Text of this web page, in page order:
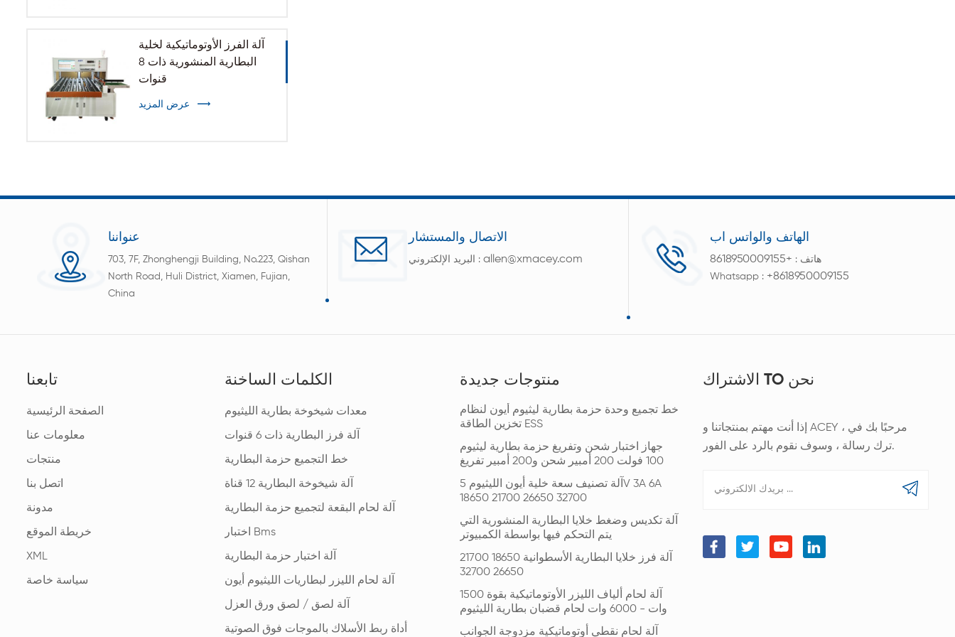
آلة الفرز الأوتوماتيكية لخلية
البطارية المنشورية ذات 8
قنوات
عرض المزيد
عنواننا
703, 7F, Zhonghengji Building, No.223, Qishan
North Road, Huli District, Xiamen, Fujian,
China
الاتصال والمستشار
البريد الإلكتروني :allen@xmacey.com
الهاتف والواتس اب
هاتف : +8618950009155
Whatsapp : +8618950009155
تابعنا
الصفحة الرئيسية
معلومات عنا
منتجات
اتصل بنا
مدونة
خريطة الموقع
XML
سياسة خاصة
الكلمات الساخنة
معدات شيخوخة بطارية الليثيوم
آلة فرز البطارية ذات 6 قنوات
خط التجميع حزمة البطارية
آلة شيخوخة البطارية 12 قناة
آلة لحام البقعة لتجميع حزمة البطارية
اختبار Bms
آلة اختبار حزمة البطارية
آلة لحام الليزر لبطاريات الليثيوم أيون
آلة لصق / لصق ورق العزل
أداة ربط الأسلاك بالموجات فوق الصوتية
منتوجات جديدة
خط تجميع وحدة حزمة بطارية ليثيوم أيون لنظام
تخزين الطاقة ESS
جهاز اختبار شحن وتفريغ حزمة بطارية ليثيوم
100 فولت 200 أمبير شحن و200 أمبير تفريغ
آلة تصنيف سعة خلية أيون الليثيوم 5V 3A 6A
18650 21700 26650 32700
آلة تكديس وضغط خلايا البطارية المنشورية التي
يتم التحكم فيها بواسطة الكمبيوتر
آلة فرز خلايا البطارية الأسطوانية 18650 21700
26650 32700
آلة لحام ألياف الليزر الأوتوماتيكية بقوة 1500
وات - 6000 وات لحام قضبان بطارية الليثيوم
آلة لحام نقطي أوتوماتيكية مزدوجة الجوانب
الاشتراك TO نحن
إذا أنت مهتم بمنتجاتنا و ACEY ، مرحبًا بك في
ترك رسالة ، وسوف نقوم بالرد على الفور.